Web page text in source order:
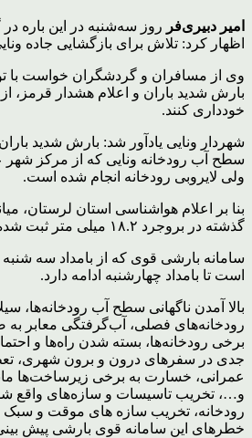
امیر دبیری‌فر روز سه‌شنبه در این باره
اظهار کرد: تلاش برای بازگشایی جاده
وی از مسافران و گردشگران خواست با
بارش شدید باران و اعلام هشدار قرمز،
خودداری کنند.
شهردار ونایی یادآور شد: بارش شدید
سطح آب رودخانه ونایی که از مرکز شهر
ولی لایروبی رودخانه انجام شده است.
گذشته در بروجرد ۱۸.۲ میلی متر ثبت شده است.
سامانه بارشی قوی که از بامداد سه
است تا بامداد چهارشنبه ادامه دارد.
بالا آمدن ناگهانی سطح آب رودخانه‌ها،
رودخانه‌های فصلی، آب‌گرفتگی معابر
برخی رودخانه‌ها، بسته شدن راه‌ها و
جدی در سفرهای درون و برون شهری،
عمرانی، خسارت به برخی زیرساخت‌ها
و…، تخریب تاسیسات و سازه‌های واقع
رودخانه، تخریب سازه های موقت و سبک
خطرهای این سامانه قوی بارشی پیش